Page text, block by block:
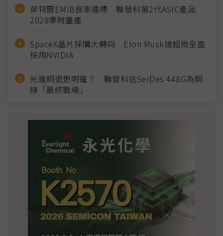
英特爾EMIB良率達標 聯發科第2代ASIC產品
2028準時量產
SpaceX晶片採購大轉向 Elon Musk捨超微全面
採用NVIDIA
光進銅退更明確？ 聯發科估SerDes 448G為銅
線「最終戰場」